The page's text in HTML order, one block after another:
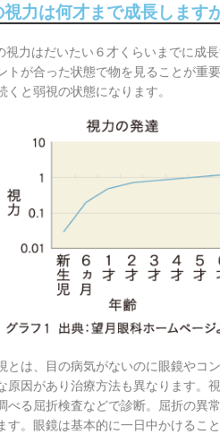
視力は何才まで成長します
視力はだいたい６才くらいまでに成
トが合った状態で物を見ることが重
くと弱視の状態になります。
とは、目の病気がないのに眼鏡やコ
原因があり治療方法も異なります。
べる屈折検査などで診断。屈折の異
す。眼鏡は基本的に一日中かけるこ